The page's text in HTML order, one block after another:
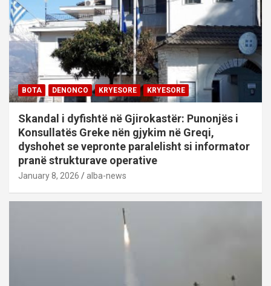
BOTA DENONCO KRYESORE KRYESORE
Skandal i dyfishtë në Gjirokastër: Punonjës i
Konsullatës Greke nën gjykim në Greqi,
dyshohet se vepronte paralelisht si informator
pranë strukturave operative
January 8, 2026 alba-news